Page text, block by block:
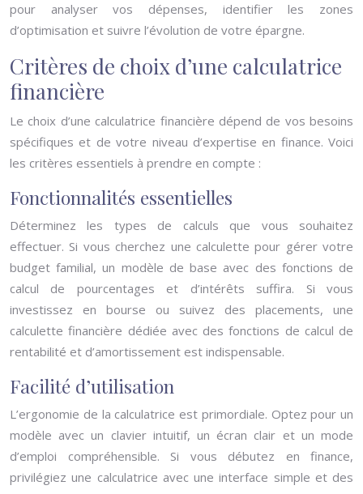
pour analyser vos dépenses, identifier les zones
d’optimisation et suivre l’évolution de votre épargne.
Critères de choix d’une calculatrice
financière
Le choix d’une calculatrice financière dépend de vos besoins
spécifiques et de votre niveau d’expertise en finance. Voici
les critères essentiels à prendre en compte :
Fonctionnalités essentielles
Déterminez les types de calculs que vous souhaitez
effectuer. Si vous cherchez une calculette pour gérer votre
budget familial, un modèle de base avec des fonctions de
calcul de pourcentages et d’intérêts suffira. Si vous
investissez en bourse ou suivez des placements, une
calculette financière dédiée avec des fonctions de calcul de
rentabilité et d’amortissement est indispensable.
Facilité d’utilisation
L’ergonomie de la calculatrice est primordiale. Optez pour un
modèle avec un clavier intuitif, un écran clair et un mode
d’emploi compréhensible. Si vous débutez en finance,
privilégiez une calculatrice avec une interface simple et des